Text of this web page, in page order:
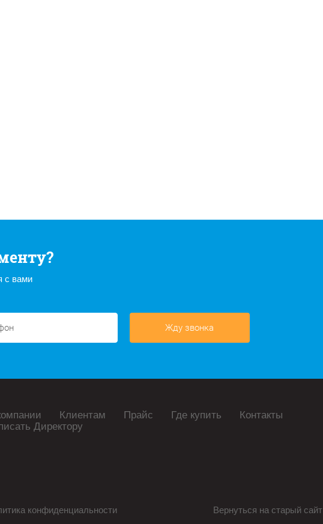
с вами
Жду звонка
Клиентам Прайс Где купить Контакты
Директору
конфиденциальности Вернуться на старый сайт